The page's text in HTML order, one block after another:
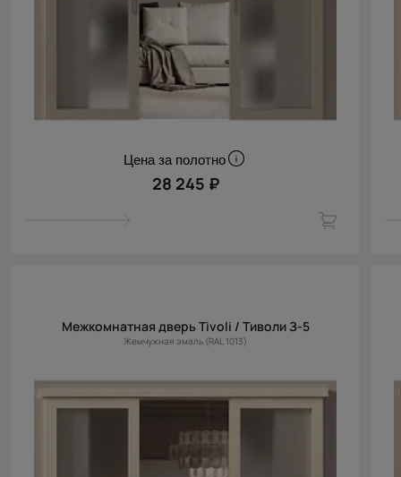
Цена за полотно
28 245 ₽
Межкомнатная дверь Tivoli / Тиволи З-5
Жемчужная эмаль (RAL 1013)